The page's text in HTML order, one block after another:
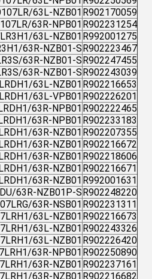
R902170059
63L-NZB01
R902231254
63R-NPB01
R992001275
63L-NZB01
R902223467
63R-NZB01-S
R902247455
63R-NZB01-S
R902243039
63R-NZB01-S
R902216653
63L-NZB01
R902226201
63L-VPB01
R902222465
63R-NPB01
R902233183
63R-NPB01
R902207355
63R-NZB01
R902216672
63R-NZB01
R902218606
63R-NZB01
R902216671
63R-NZB01
R992001631
63R-NZB01
R902248220
63R-NZB01P-S
R902231311
63R-NSB01
R902216673
63L-NZB01
R902243326
63L-NZB01
R902226420
63L-NZB01
R902250890
63R-NPB01
R902237161
63R-NZB01
R902216682
63R-NZB01